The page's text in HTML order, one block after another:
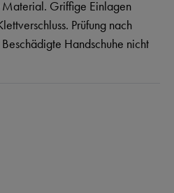
Material. Griffige Einlagen
Prüfung nach
Handschuhe nicht